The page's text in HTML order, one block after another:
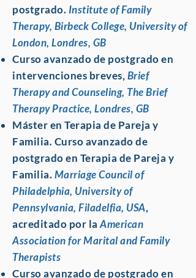
postgrado. Institute of Family
Therapy, Birbeck College, University of
London, Londres, GB
Curso avanzado de postgrado en
intervenciones breves, Brief
Therapy and Counseling, The Brief
Therapy Practice, Londres, GB
Máster en Terapia de Pareja y
Familia. Curso avanzado de
postgrado en Terapia de Pareja y
Familia.Marriage Council of
Philadelphia, University of
Pennsylvania, Filadelfia, USA,
acreditado por laAmerican
Association for Marital and Family
Therapists
Curso avanzado de postgrado en